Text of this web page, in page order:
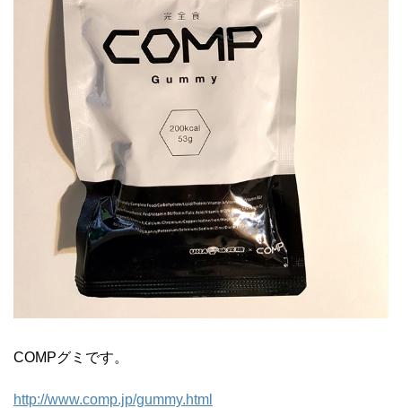
COMPグミです。
http://www.comp.jp/gummy.html